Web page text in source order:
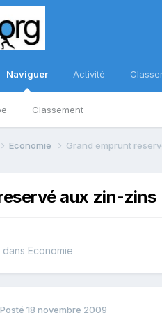
Naviguer
Classement
Activité
Economie Grand emprunt
aux zin-zins
dans Economie
Posté 18 novembre 2009